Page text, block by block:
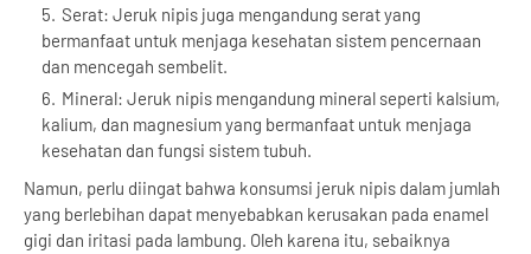
Serat: Jeruk nipis juga mengandung serat yang
bermanfaat untuk menjaga kesehatan sistem pencernaan
dan mencegah sembelit.
Mineral: Jeruk nipis mengandung mineral seperti kalsium,
kalium, dan magnesium yang bermanfaat untuk menjaga
kesehatan dan fungsi sistem tubuh.
Namun, perlu diingat bahwa konsumsi jeruk nipis dalam jumlah
yang berlebihan dapat menyebabkan kerusakan pada enamel
gigi dan iritasi pada lambung. Oleh karena itu, sebaiknya